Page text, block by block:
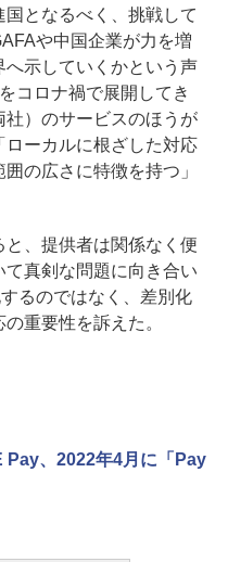
となるべく、挑戦して
や中国企業が力を増
へ示していくかという声
コロナ禍で展開してき
）のサービスのほうが
ーカルに根ざした対応
の広さに特徴を持つ」
、提供者は関係なく便
真剣な問題に向き合い
るのではなく、差別化
重要性を訴えた。
Pay、2022年4月に「Pay